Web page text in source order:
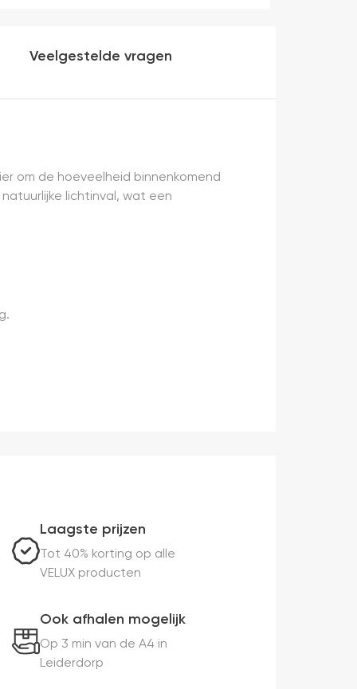
Veelgestelde vragen
om de hoeveelheid binnenkomend
lichtinval, wat een
Laagste prijzen
Tot 40% korting op alle
VELUX producten
Ook afhalen mogelijk
Op 3 min van de A4 in
Leiderdorp